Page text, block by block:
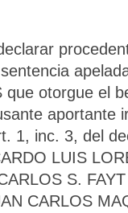
otorgue el
aportante
1, inc. 3, del
LUIS
S.
CARLOS